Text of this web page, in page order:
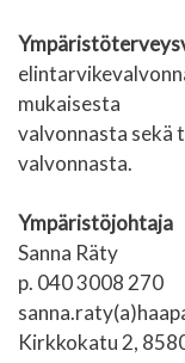
mukaisesta
valvonnasta sekä
valvonnasta.
Ympäristöjohtaja
Sanna Räty
p. 040 3008 270
Kirkkokatu 2,